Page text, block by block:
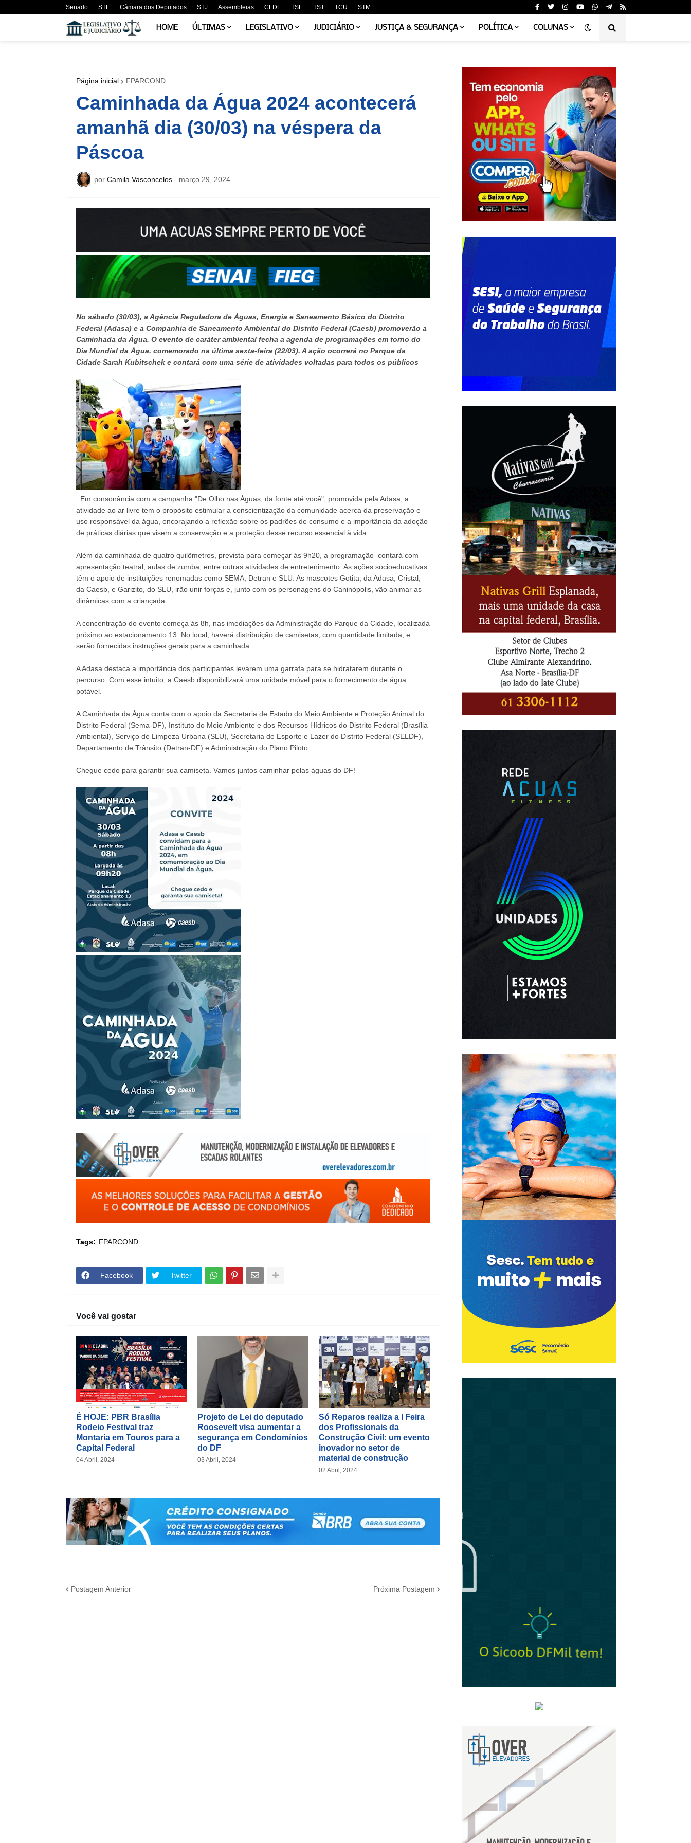
Senado STF Câmara dos Deputados STJ Assembleias CLDF TSE TST TCU STM
HOME ÚLTIMAS LEGISLATIVO JUDICIÁRIO JUSTIÇA & SEGURANÇA POLÍTICA COLUNAS
Página inicial FPARCOND
Caminhada da Água 2024 acontecerá
amanhã dia (30/03) na véspera da
Páscoa
por Camila Vasconcelos - março 29, 2024
No sábado (30/03), a Agência Reguladora de Águas, Energia e Saneamento Básico do Distrito
Federal (Adasa) e a Companhia de Saneamento Ambiental do Distrito Federal (Caesb) promoverão a
Caminhada da Água. O evento de caráter ambiental fecha a agenda de programações em torno do
Dia Mundial da Água, comemorado na última sexta-feira (22/03). A ação ocorrerá no Parque da
Cidade Sarah Kubitschek e contará com uma série de atividades voltadas para todos os públicos
Em consonância com a campanha "De Olho nas Águas, da fonte até você", promovida pela Adasa, a
atividade ao ar livre tem o propósito estimular a conscientização da comunidade acerca da preservação e
uso responsável da água, encorajando a reflexão sobre os padrões de consumo e a importância da adoção
de práticas diárias que visem a conservação e a proteção desse recurso essencial à vida.
Além da caminhada de quatro quilômetros, prevista para começar às 9h20, a programação contará com
apresentação teatral, aulas de zumba, entre outras atividades de entretenimento. As ações socioeducativas
têm o apoio de instituições renomadas como SEMA, Detran e SLU. As mascotes Gotita, da Adasa, Cristal,
da Caesb, e Garizito, do SLU, irão unir forças e, junto com os personagens do Caninópolis, vão animar as
dinâmicas com a criançada.
A concentração do evento começa às 8h, nas imediações da Administração do Parque da Cidade, localizada
próximo ao estacionamento 13. No local, haverá distribuição de camisetas, com quantidade limitada, e
serão fornecidas instruções gerais para a caminhada.
A Adasa destaca a importância dos participantes levarem uma garrafa para se hidratarem durante o
percurso. Com esse intuito, a Caesb disponibilizará uma unidade móvel para o fornecimento de água
potável.
A Caminhada da Água conta com o apoio da Secretaria de Estado do Meio Ambiente e Proteção Animal do
Distrito Federal (Sema-DF), Instituto do Meio Ambiente e dos Recursos Hídricos do Distrito Federal (Brasília
Ambiental), Serviço de Limpeza Urbana (SLU), Secretaria de Esporte e Lazer do Distrito Federal (SELDF),
Departamento de Trânsito (Detran-DF) e Administração do Plano Piloto.
Chegue cedo para garantir sua camiseta. Vamos juntos caminhar pelas águas do DF!
Tags: FPARCOND
Facebook Twitter
Você vai gostar
É HOJE: PBR Brasília
Rodeio Festival traz
Montaria em Touros para a
Capital Federal
04 Abril, 2024
Projeto de Lei do deputado
Roosevelt visa aumentar a
segurança em Condomínios
do DF
03 Abril, 2024
Só Reparos realiza a I Feira
dos Profissionais da
Construção Civil: um evento
inovador no setor de
material de construção
02 Abril, 2024
Postagem Anterior Próxima Postagem